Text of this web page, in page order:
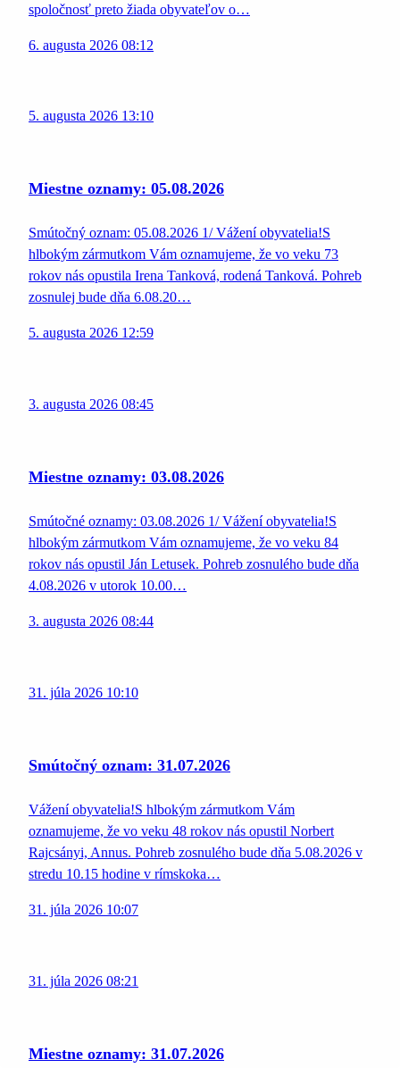
spoločnosť preto žiada obyvateľov o…
6. augusta 2026 08:12
5. augusta 2026 13:10
Miestne oznamy: 05.08.2026
Smútočný oznam: 05.08.2026 1/ Vážení obyvatelia!S
hlbokým zármutkom Vám oznamujeme, že vo veku 73
rokov nás opustila Irena Tanková, rodená Tanková. Pohreb
zosnulej bude dňa 6.08.20…
5. augusta 2026 12:59
3. augusta 2026 08:45
Miestne oznamy: 03.08.2026
Smútočné oznamy: 03.08.2026 1/ Vážení obyvatelia!S
hlbokým zármutkom Vám oznamujeme, že vo veku 84
rokov nás opustil Ján Letusek. Pohreb zosnulého bude dňa
4.08.2026 v utorok 10.00…
3. augusta 2026 08:44
31. júla 2026 10:10
Smútočný oznam: 31.07.2026
Vážení obyvatelia!S hlbokým zármutkom Vám
oznamujeme, že vo veku 48 rokov nás opustil Norbert
Rajcsányi, Annus. Pohreb zosnulého bude dňa 5.08.2026 v
stredu 10.15 hodine v rímskoka…
31. júla 2026 10:07
31. júla 2026 08:21
Miestne oznamy: 31.07.2026